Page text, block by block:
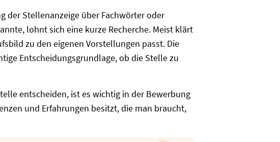
der Stellenanzeige über Fachwörter oder
lohnt sich eine kurze Recherche. Meist klärt
zu den eigenen Vorstellungen passt. Die
Entscheidungsgrundlage, ob die Stelle zu
entscheiden, ist es wichtig in der Bewerbung
und Erfahrungen besitzt, die man braucht,